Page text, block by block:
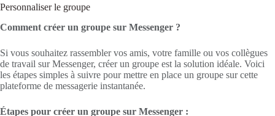
Personnaliser le groupe
Comment créer un groupe sur Messenger ?
Si vous souhaitez rassembler vos amis, votre famille ou vos collègues
de travail sur Messenger, créer un groupe est la solution idéale. Voici
les étapes simples à suivre pour mettre en place un groupe sur cette
plateforme de messagerie instantanée.
Étapes pour créer un groupe sur Messenger :